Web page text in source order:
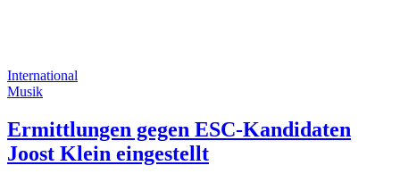
International
Musik
Ermittlungen gegen ESC-Kandidaten
Joost Klein eingestellt